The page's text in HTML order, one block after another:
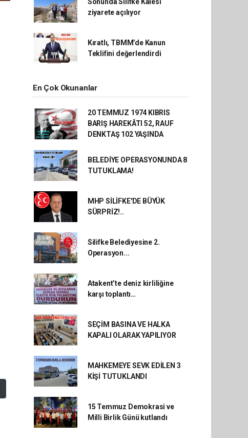
ziyarete açılıyor
Kıratlı, TBMM’de Kanun
Teklifini değerlendirdi
En Çok Okunanlar
20 TEMMUZ 1974 KIBRIS
BARIŞ HAREKÂTI 52, RAUF
DENKTAŞ 102 YAŞINDA
BELEDİYE OPERASYONUNDA 8
TUTUKLAMA!
MHP SİLİFKE'DE BÜYÜK
SÜRPRİZ!..
Silifke Belediyesine 2.
Operasyon...
Atakent’te deniz kirliliğine
karşı toplantı…
SEÇİM BASINA VE HALKA
KAPALI OLARAK YAPILIYOR
MAHKEMEYE SEVK EDİLEN 3
KİŞİ TUTUKLANDI
15 Temmuz Demokrasi ve
Milli Birlik Günü kutlandı